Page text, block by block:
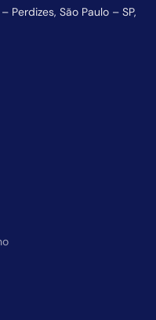
Perdizes, São Paulo – SP,